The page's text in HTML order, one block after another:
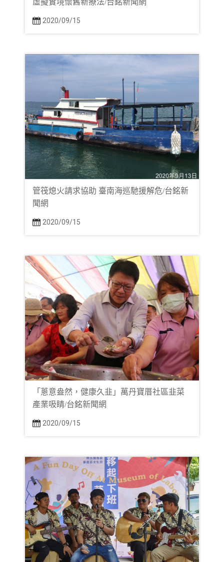
虛擬實境懷舊新療法/台銘新聞網
2020/09/15
管筏熄火請求協助 臺南海巡馳援解危/台銘新
聞網
2020/09/15
「蔥意盎然，健康久韭」萬丹寶厝社區韭菜
產業吸睛/台銘新聞網
2020/09/15